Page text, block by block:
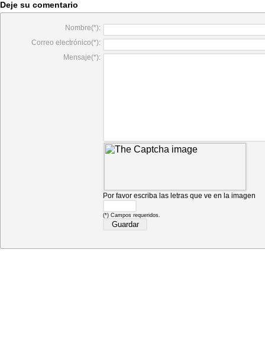
Deje su comentario
Nombre(*):
Correo electrónico(*):
Mensaje(*):
Por favor escriba las letras que ve en la imagen
(*) Campos requeridos.